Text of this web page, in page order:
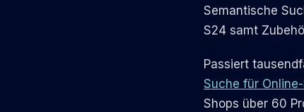
Semantische
S24 samt
Passiert
Suche für
Shops über 60